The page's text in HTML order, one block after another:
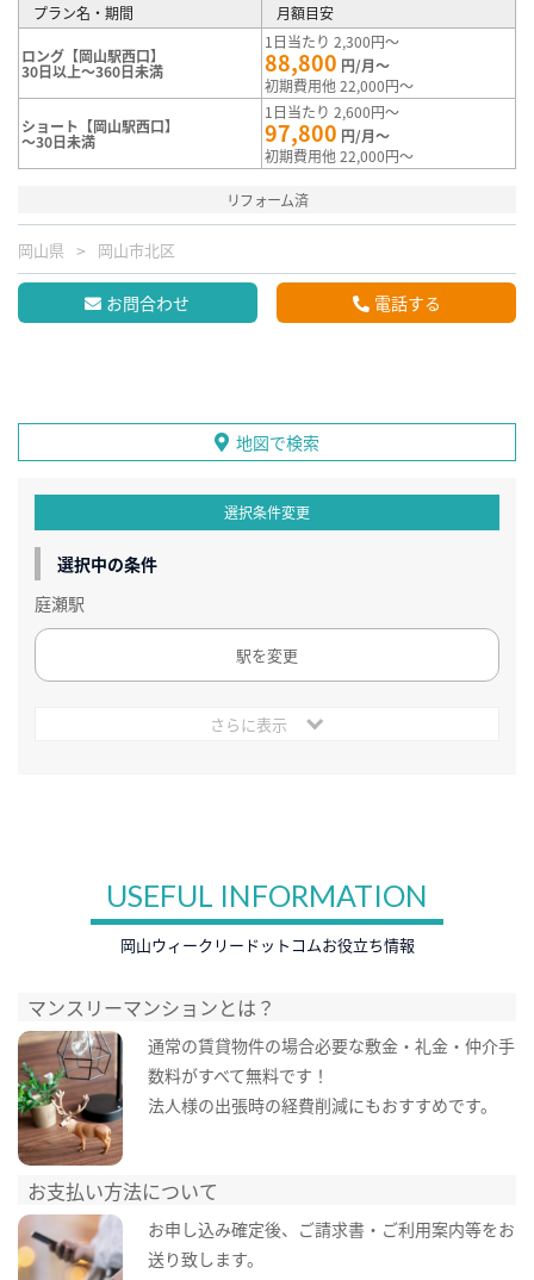
プラン名・期間 月額目安
ロング【岡山駅西口】
30日以上～360日未満
1日当たり 2,300円～
88,800 円/月～
初期費用他 22,000円～
ショート【岡山駅西口】
～30日未満
1日当たり 2,600円～
97,800 円/月～
初期費用他 22,000円～
リフォーム済
岡山県 岡山市北区
お問合わせ 電話する
地図で検索
選択条件変更
選択中の条件
庭瀬駅
駅を変更
さらに表示
USEFUL INFORMATION
岡山ウィークリードットコムお役立ち情報
マンスリーマンションとは？
通常の賃貸物件の場合必要な敷金・礼金・仲介手
数料がすべて無料です！
法人様の出張時の経費削減にもおすすめです。
お支払い方法について
お申し込み確定後、ご請求書・ご利用案内等をお
送り致します。